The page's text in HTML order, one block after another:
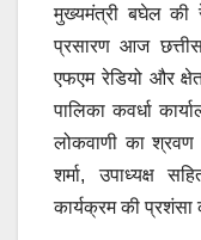
मुख्यमंत्री बघेल की
प्रसारण आज
एफएम रेडियो और
पालिका कवर्धा
लोकवाणी का श्रवण
शर्मा, उपाध्यक्ष
कार्यक्रम की प्रशंसा